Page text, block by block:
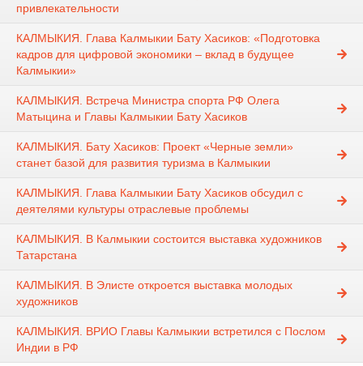
привлекательности
КАЛМЫКИЯ. Глава Калмыкии Бату Хасиков: «Подготовка
кадров для цифровой экономики – вклад в будущее
Калмыкии»
КАЛМЫКИЯ. Встреча Министра спорта РФ Олега
Матыцина и Главы Калмыкии Бату Хасиков
КАЛМЫКИЯ. Бату Хасиков: Проект «Черные земли»
станет базой для развития туризма в Калмыкии
КАЛМЫКИЯ. Глава Калмыкии Бату Хасиков обсудил с
деятелями культуры отраслевые проблемы
КАЛМЫКИЯ. В Калмыкии состоится выставка художников
Татарстана
КАЛМЫКИЯ. В Элисте откроется выставка молодых
художников
КАЛМЫКИЯ. ВРИО Главы Калмыкии встретился с Послом
Индии в РФ